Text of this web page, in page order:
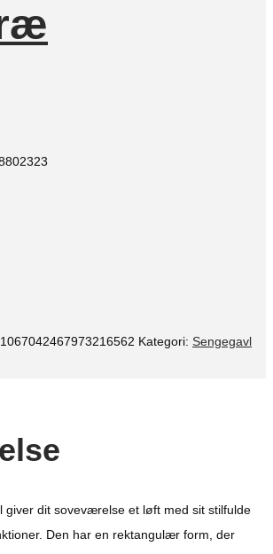
1067042467973216562 Kategori: Sengegavl
giver dit soveværelse et løft med sit stilfulde
Den har en rektangulær form, der